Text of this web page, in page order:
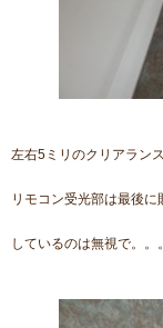
左右5ミリのクリアラン
リモコン受光部は最後
しているのは無視で。。